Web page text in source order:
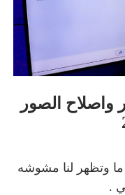
الصور
ما وتظهر لنا مشوشه
.